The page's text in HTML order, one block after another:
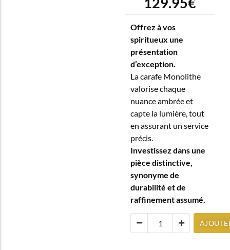
Offrez à vos
spiritueux une
présentation
d’exception.
La carafe Monolithe
valorise chaque
nuance ambrée et
capte la lumière, tout
en assurant un service
précis.
Investissez dans une
pièce distinctive,
synonyme de
durabilité et de
raffinement assumé.